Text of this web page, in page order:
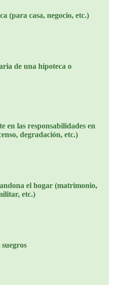
(para casa, negocio, etc.)
de una hipoteca o
en las responsabilidades en
degradación, etc.)
el hogar (matrimonio,
etc.)